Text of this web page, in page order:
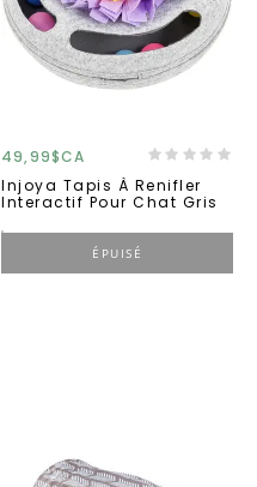
49,99$CA
Injoya Tapis À Renifler
Interactif Pour Chat Gris
ÉPUISÉ